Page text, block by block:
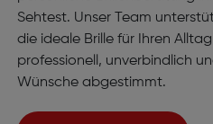
Sehtest. Unser Team
die ideale Brille für Ihren
professionell, unverbindlich
Wünsche abgestimmt.